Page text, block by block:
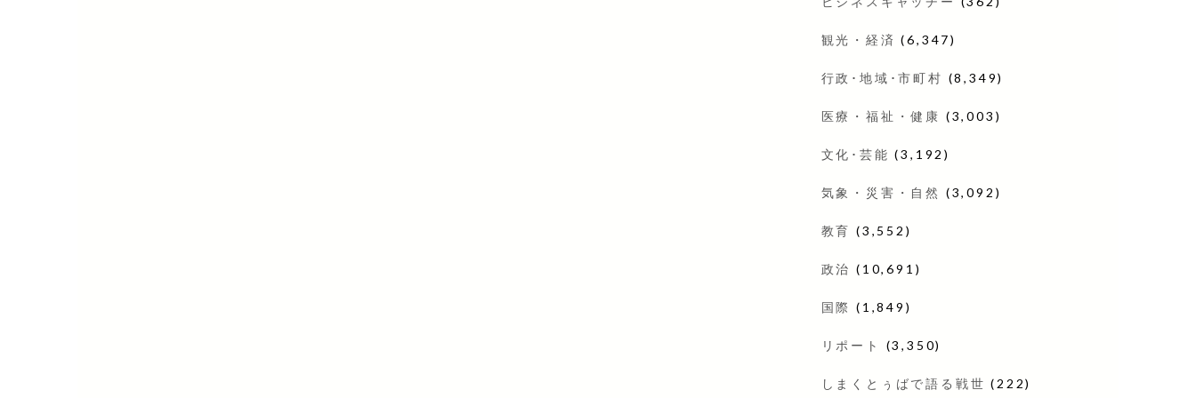
観光・経済 (6,347)
行政･地域･市町村 (8,349)
医療・福祉・健康 (3,003)
文化･芸能 (3,192)
気象・災害・自然 (3,092)
教育 (3,552)
政治 (10,691)
国際 (1,849)
リポート (3,350)
しまくとぅばで語る戦世 (222)